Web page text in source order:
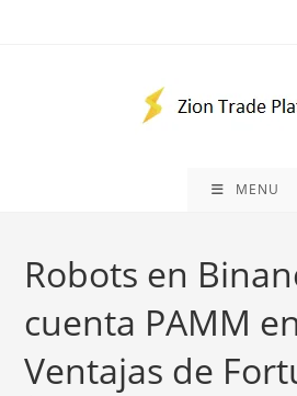
MENU
Robots en
cuenta PAMM
Ventajas de